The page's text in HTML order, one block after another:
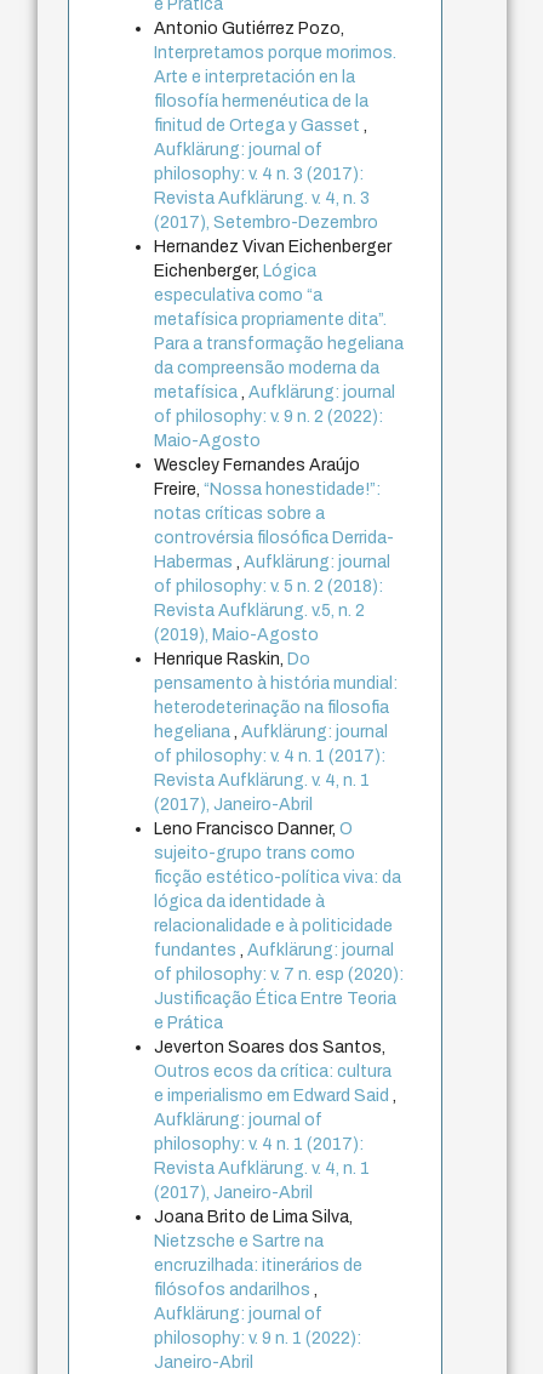
e Prática
Antonio Gutiérrez Pozo,
Interpretamos porque morimos.
Arte e interpretación en la
filosofía hermenéutica de la
finitud de Ortega y Gasset,
Aufklärung: journal of
philosophy: v. 4 n. 3 (2017):
Revista Aufklärung. v. 4, n. 3
(2017), Setembro-Dezembro
Hernandez Vivan Eichenberger
Eichenberger, Lógica
especulativa como “a
metafísica propriamente dita”.
Para a transformação hegeliana
da compreensão moderna da
metafísica,Aufklärung: journal
of philosophy: v. 9 n. 2 (2022):
Maio-Agosto
Wescley Fernandes Araújo
Freire,“Nossa honestidade!”:
notas críticas sobre a
controvérsia filosófica Derrida-
Habermas,Aufklärung: journal
of philosophy: v. 5 n. 2 (2018):
Revista Aufklärung. v.5, n. 2
(2019), Maio-Agosto
Henrique Raskin, Do
pensamento à história mundial:
heterodeterinação na filosofia
hegeliana,Aufklärung: journal
of philosophy: v. 4 n. 1 (2017):
Revista Aufklärung. v. 4, n. 1
(2017), Janeiro-Abril
Leno Francisco Danner,O
sujeito-grupo trans como
ficção estético-política viva: da
lógica da identidade à
relacionalidade e à politicidade
fundantes,Aufklärung: journal
of philosophy: v. 7 n. esp (2020):
Justificação Ética Entre Teoria
e Prática
Jeverton Soares dos Santos,
Outros ecos da crítica: cultura
e imperialismo em Edward Said,
Aufklärung: journal of
philosophy: v. 4 n. 1 (2017):
Revista Aufklärung. v. 4, n. 1
(2017), Janeiro-Abril
Joana Brito de Lima Silva,
Nietzsche e Sartre na
encruzilhada: itinerários de
filósofos andarilhos,
Aufklärung: journal of
philosophy: v. 9 n. 1 (2022):
Janeiro-Abril